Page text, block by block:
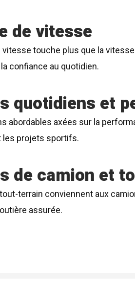
de vitesse
vitesse touche plus que la
confiance au quotidien.
quotidiens et
abordables axées sur la
les projets sportifs.
de camion et
terrain conviennent aux
assurée.